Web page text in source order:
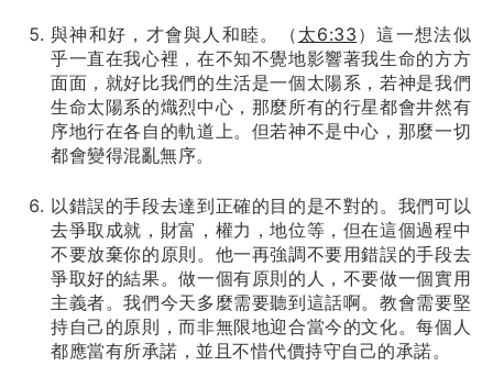
與神和好，才會與人和睦。（ 太6:33 ）這一想法似
乎一直在我心裡，在不知不覺地影響著我生命的方方
面面，就好比我們的生活是一個太陽系，若神是我們
生命太陽系的熾烈中心，那麼所有的行星都會井然有
序地行在各自的軌道上。但若神不是中心，那麼一切
都會變得混亂無序。
以錯誤的手段去達到正確的目的是不對的。我們可以
去爭取成就，財富，權力，地位等，但在這個過程中
不要放棄你的原則。他一再強調不要用錯誤的手段去
爭取好的結果。做一個有原則的人，不要做一個實用
主義者。我們今天多麼需要聽到這話啊。教會需要堅
持自己的原則，而非無限地迎合當今的文化。每個人
都應當有所承諾，並且不惜代價持守自己的承諾。